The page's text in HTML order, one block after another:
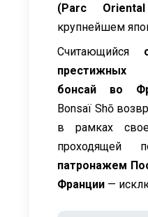
(Parc
крупнейшем
Считающийся
престижных
бонсай во
Bonsaï Shō
в рамках
проходящей
патронажем
Франции —